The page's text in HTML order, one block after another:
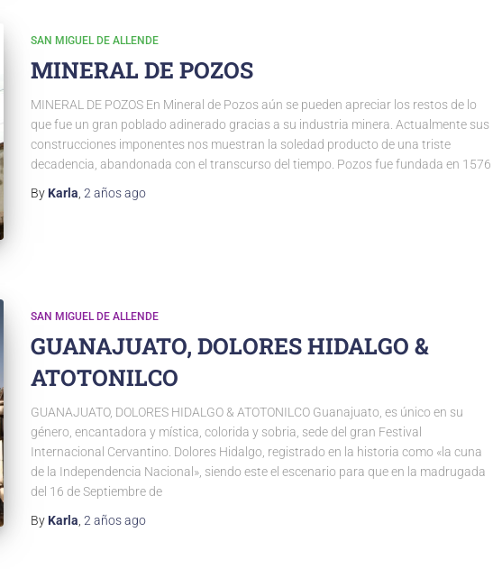
SAN MIGUEL DE ALLENDE
MINERAL DE POZOS
MINERAL DE POZOS En Mineral de Pozos aún se pueden apreciar los restos de lo
que fue un gran poblado adinerado gracias a su industria minera. Actualmente sus
construcciones imponentes nos muestran la soledad producto de una triste
decadencia, abandonada con el transcurso del tiempo. Pozos fue fundada en 1576
By Karla ,2 añosago
SAN MIGUEL DE ALLENDE
GUANAJUATO, DOLORES HIDALGO &
ATOTONILCO
GUANAJUATO, DOLORES HIDALGO & ATOTONILCO Guanajuato, es único en su
género, encantadora y mística, colorida y sobria, sede del gran Festival
Internacional Cervantino. Dolores Hidalgo, registrado en la historia como «la cuna
de la Independencia Nacional», siendo este el escenario para que en la madrugada
del 16 de Septiembre de
By Karla ,2 añosago